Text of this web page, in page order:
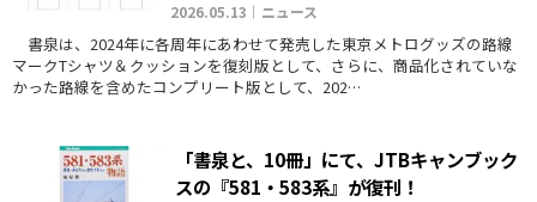
2026.05.13｜ニュース
書泉は、2024年に各周年にあわせて発売した東京メトログッズの路線
マークTシャツ＆クッションを復刻版として、さらに、商品化されていな
かった路線を含めたコンプリート版として、202…
「書泉と、10冊」にて、JTBキャンブック
スの『581・583系』が復刊！